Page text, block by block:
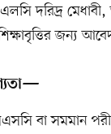
দরিদ্র
জন্য
বা সমমান